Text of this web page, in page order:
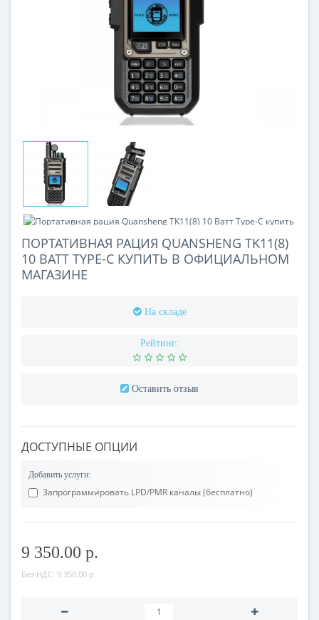
ПОРТАТИВНАЯ РАЦИЯ QUANSHENG TK11(8)
10 ВАТТ TYPE-C КУПИТЬ В ОФИЦИАЛЬНОМ
МАГАЗИНЕ
На складе
Рейтинг:
Оставить отзыв
ДОСТУПНЫЕ ОПЦИИ
Добавить услуги:
Запрограммировать LPD/PMR каналы (бесплатно)
9 350.00 р.
Без НДС: 9 350.00 р.